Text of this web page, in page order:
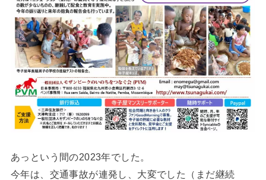
あっという間の2023年でした。
今年は、交通事故が連発し、大変でした（まだ継続